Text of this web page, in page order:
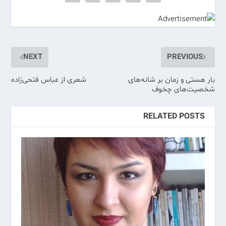
PREVIOUS
بار هستی و زمان بر شانه‌های
شخصیت‌های چخوف
NEXT
شعری از عباس فتحی‌زاده
RELATED POSTS